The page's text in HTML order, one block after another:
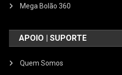
Mega Bolão 360
APOIO | SUPORTE
Quem Somos